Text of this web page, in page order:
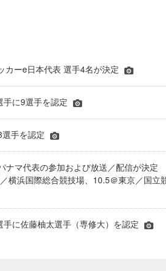
カーe日本代表 選手4名が決定
に9選手を認定
手を認定
ナマ代表の参加および放送／配信が決定
横浜国際総合競技場、10.5＠東京／国立
に佐藤柚太選手（専修大）を認定